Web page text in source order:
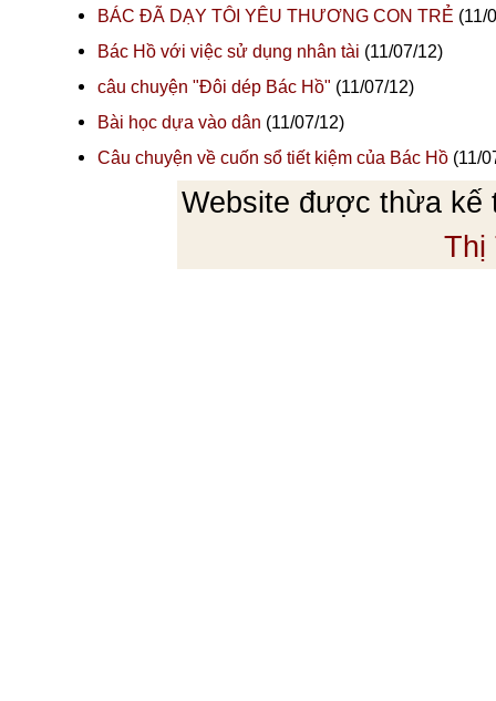
BÁC ĐÃ DẠY TÔI YÊU THƯƠNG CON TRẺ (11/
Bác Hồ với việc sử dụng nhân tài (11/07/12)
câu chuyện "Đôi dép Bác Hồ" (11/07/12)
Bài học dựa vào dân (11/07/12)
Câu chuyện về cuốn sổ tiết kiệm của Bác Hồ (11/
Website được thừa
Thị